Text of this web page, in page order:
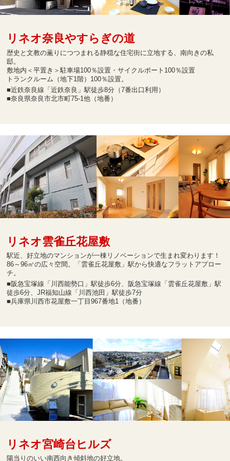
リネオ奈良やすらぎの道
歴史と文教の薫りにつつまれる静穏な住宅街に立地する、南向きの私
邸。
敷地内＜平置き＞駐車場100％設置・サイクルポート100％設置
トランクルーム（地下1階）100％設置。
■近鉄奈良線「近鉄奈良」駅徒歩8分（7番出口利用）
■奈良県奈良市北市町75-1他（地番）
リネオ雲雀丘花屋敷
駅近、好立地のマンションが一棟リノベーションで生まれ変わります！
86～96㎡の広々空間。「雲雀丘花屋敷」駅から快適なフラットアプロー
チ。
■阪急宝塚線「川西能勢口」駅徒歩6分、阪急宝塚線「雲雀丘花屋敷」駅
徒歩6分、JR福知山線「川西池田」駅徒歩7分
■兵庫県川西市花屋敷一丁目967番地1（地番）
リネオ宮崎台ヒルズ
陽当りのいい南西向き傾斜地の好立地。